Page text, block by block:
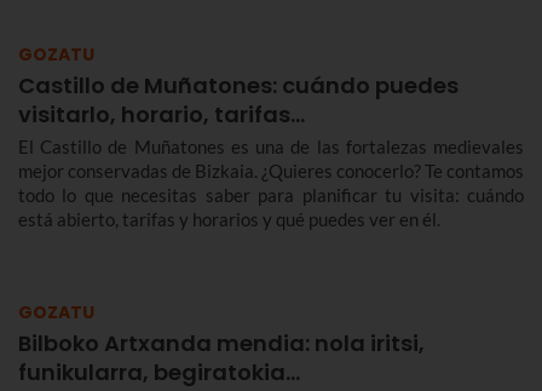
GOZATU
Castillo de Muñatones: cuándo puedes
visitarlo, horario, tarifas...
El Castillo de Muñatones es una de las fortalezas medievales
mejor conservadas de Bizkaia. ¿Quieres conocerlo? Te contamos
todo lo que necesitas saber para planificar tu visita: cuándo
está abierto, tarifas y horarios y qué puedes ver en él.
GOZATU
Bilboko Artxanda mendia: nola iritsi,
funikularra, begiratokia...